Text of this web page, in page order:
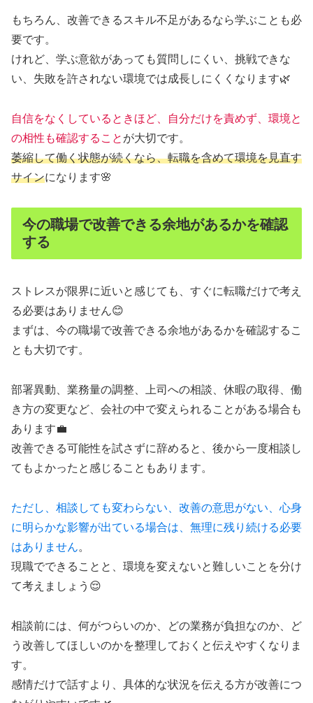
もちろん、改善できるスキル不足があるなら学ぶことも必
要です。
けれど、学ぶ意欲があっても質問しにくい、挑戦できな
い、失敗を許されない環境では成長しにくくなります🌿
自信をなくしているときほど、自分だけを責めず、環境と
の相性も確認すること が大切です。
萎縮して働く状態が続くなら、転職を含めて環境を見直す
サインになります🌸
今の職場で改善できる余地があるかを確認
する
ストレスが限界に近いと感じても、すぐに転職だけで考え
る必要はありません😊
まずは、今の職場で改善できる余地があるかを確認するこ
とも大切です。
部署異動、業務量の調整、上司への相談、休暇の取得、働
き方の変更など、会社の中で変えられることがある場合も
あります💼
改善できる可能性を試さずに辞めると、後から一度相談し
てもよかったと感じることもあります。
ただし、相談しても変わらない、改善の意思がない、心身
に明らかな影響が出ている場合は、無理に残り続ける必要
はありません。
現職でできることと、環境を変えないと難しいことを分け
て考えましょう😌
相談前には、何がつらいのか、どの業務が負担なのか、ど
う改善してほしいのかを整理しておくと伝えやすくなりま
す。
感情だけで話すより、具体的な状況を伝える方が改善につ